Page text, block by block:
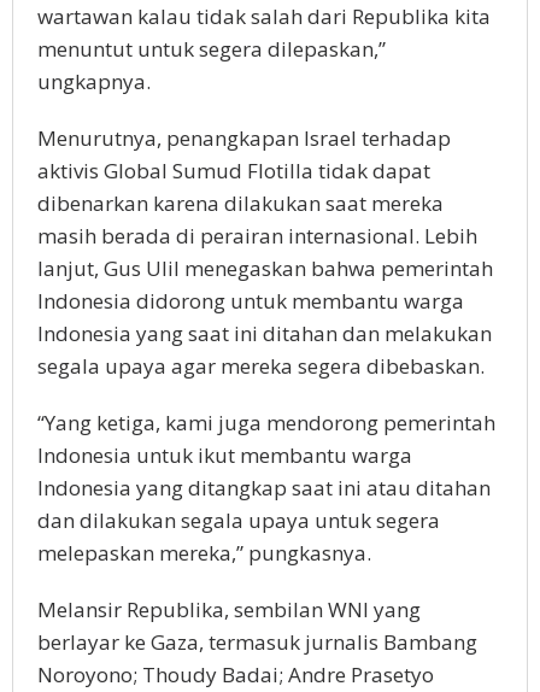
wartawan kalau tidak salah dari Republika kita
menuntut untuk segera dilepaskan,”
ungkapnya.
Menurutnya, penangkapan Israel terhadap
aktivis Global Sumud Flotilla tidak dapat
dibenarkan karena dilakukan saat mereka
masih berada di perairan internasional. Lebih
lanjut, Gus Ulil menegaskan bahwa pemerintah
Indonesia didorong untuk membantu warga
Indonesia yang saat ini ditahan dan melakukan
segala upaya agar mereka segera dibebaskan.
“Yang ketiga, kami juga mendorong pemerintah
Indonesia untuk ikut membantu warga
Indonesia yang ditangkap saat ini atau ditahan
dan dilakukan segala upaya untuk segera
melepaskan mereka,” pungkasnya.
Melansir Republika, sembilan WNI yang
berlayar ke Gaza, termasuk jurnalis Bambang
Noroyono; Thoudy Badai; Andre Prasetyo